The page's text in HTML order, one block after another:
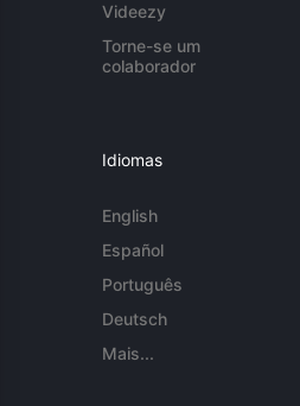
Videezy
Torne-se um
colaborador
Idiomas
English
Español
Português
Deutsch
Mais...